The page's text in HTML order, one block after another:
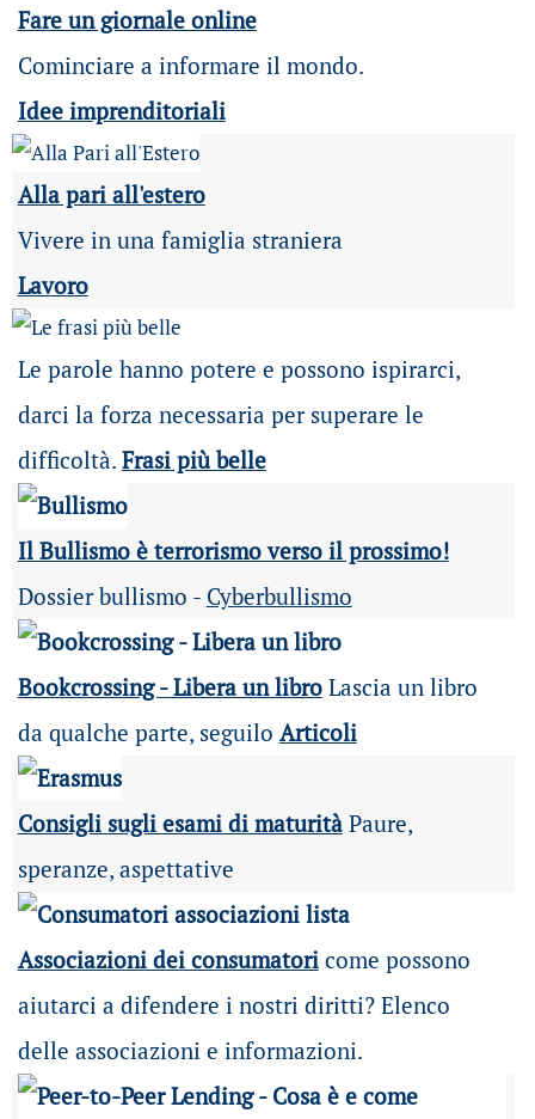
Fare un giornale online
Cominciare a informare il mondo.
Idee imprenditoriali
Alla pari all'estero
Vivere in una famiglia straniera
Lavoro
Le parole hanno potere e possono ispirarci,
darci la forza necessaria per superare le
difficoltà. Frasi più belle
Il Bullismo è terrorismo verso il prossimo!
Dossier bullismo - Cyberbullismo
Bookcrossing - Libera un libroLascia un libro
da qualche parte, seguilo Articoli
Consigli sugli esami di maturità Paure,
speranze, aspettative
Associazioni dei consumatoricome possono
aiutarci a difendere i nostri diritti? Elenco
delle associazioni e informazioni.